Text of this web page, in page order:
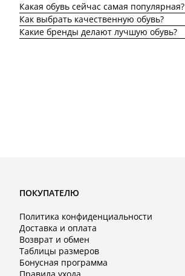
Какая обувь сейчас самая популярная?
Как выбрать качественную обувь?
Какие бренды делают лучшую обувь?
ПОКУПАТЕЛЮ
Политика конфиденциальности
Доставка и оплата
Возврат и обмен
Таблицы размеров
Бонусная программа